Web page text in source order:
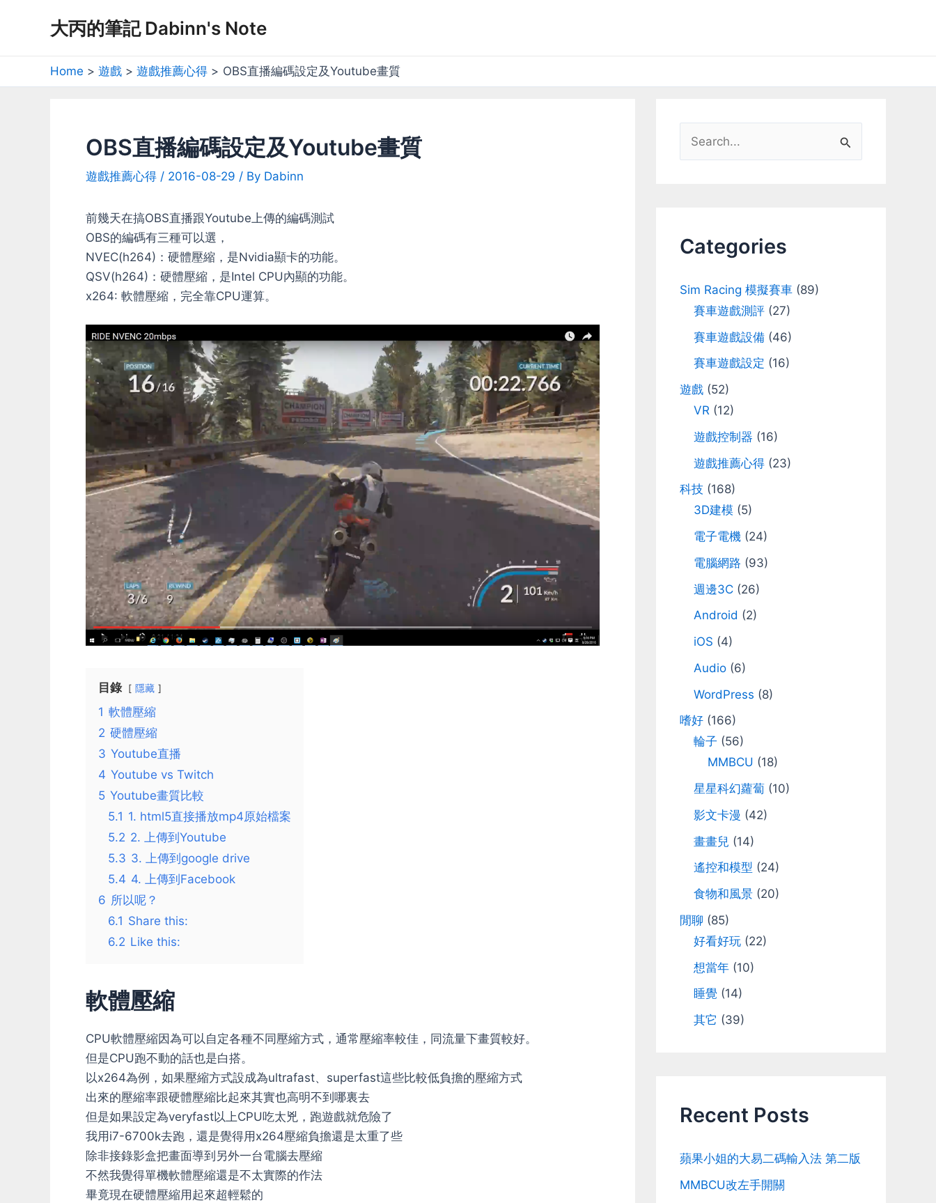
大丙的筆記 Dabinn's Note
Home 遊戲 遊戲推薦心得 OBS直播編碼設定及Youtube畫質
OBS直播編碼設定及Youtube畫質
遊戲推薦心得 / 2016-08-29 / By Dabinn
前幾天在搞OBS直播跟Youtube上傳的編碼測試
OBS的編碼有三種可以選，
NVEC(h264)：硬體壓縮，是Nvidia顯卡的功能。
QSV(h264)：硬體壓縮，是Intel CPU內顯的功能。
x264: 軟體壓縮，完全靠CPU運算。
目錄 隱藏
1 軟體壓縮
2 硬體壓縮
3 Youtube直播
4 Youtube vs Twitch
5 Youtube畫質比較
5.1 1. html5直接播放mp4原始檔案
5.2 2. 上傳到Youtube
5.3 3. 上傳到google drive
5.4 4. 上傳到Facebook
6 所以呢？
6.1 Share this:
6.2 Like this:
軟體壓縮
CPU軟體壓縮因為可以自定各種不同壓縮方式，通常壓縮率較佳，同流量下畫質較好。
但是CPU跑不動的話也是白搭。
以x264為例，如果壓縮方式設成為ultrafast、superfast這些比較低負擔的壓縮方式
出來的壓縮率跟硬體壓縮比起來其實也高明不到哪裏去
但是如果設定為veryfast以上CPU吃太兇，跑遊戲就危險了
我用i7-6700k去跑，還是覺得用x264壓縮負擔還是太重了些
除非接錄影盒把畫面導到另外一台電腦去壓縮
不然我覺得單機軟體壓縮還是不太實際的作法
畢竟現在硬體壓縮用起來超輕鬆的
e
h
Categories
Sim Racing 模擬賽車 (89)
賽車遊戲測評 (27)
賽車遊戲設備 (46)
賽車遊戲設定 (16)
遊戲 (52)
VR (12)
遊戲控制器 (16)
遊戲推薦心得 (23)
科技 (168)
3D建模 (5)
電子電機 (24)
電腦網路 (93)
週邊3C (26)
Android (2)
iOS (4)
Audio (6)
WordPress (8)
嗜好 (166)
輪子 (56)
MMBCU (18)
星星科幻蘿蔔 (10)
影文卡漫 (42)
畫畫兒 (14)
遙控和模型 (24)
食物和風景 (20)
閒聊 (85)
好看好玩 (22)
想當年 (10)
睡覺 (14)
其它 (39)
Recent Posts
蘋果小姐的大易二碼輸入法 第二版
MMBCU改左手開關